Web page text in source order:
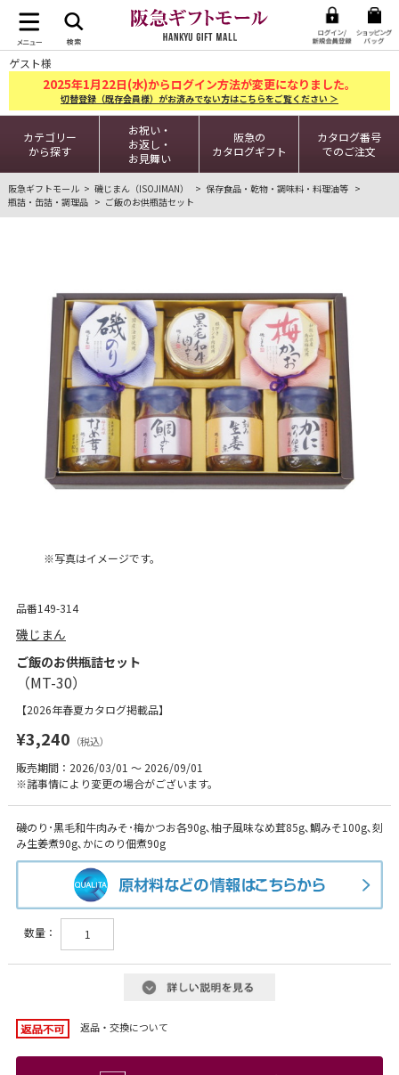
ゲスト様
2025年1月22日(水)からログイン方法が変更になりました。
切替登録（既存会員様）がお済みでない方はこちらをご覧ください ＞
カテゴリー
から探す
お祝い・
お返し・
お見舞い
阪急の
カタログギフト
カタログ番号
でのご注文
阪急ギフトモール 磯じまん（ISOJIMAN）
保存食品・乾物・調味料・料理油等
瓶詰・缶詰・調理品
ご飯のお供瓶詰セット
※写真はイメージです。
品番149-314
磯じまん
ご飯のお供瓶詰セット
【2026年春夏カタログ掲載品】
¥3,240 （税込）
販売期間：2026/03/01 ～ 2026/09/01
※諸事情により変更の場合がございます。
磯のり･黒毛和牛肉みそ･梅かつお各90g､柚子風味なめ茸85g､鯛みそ100g､刻
み生姜煮90g､かにのり佃煮90g
数量：
返品・交換について